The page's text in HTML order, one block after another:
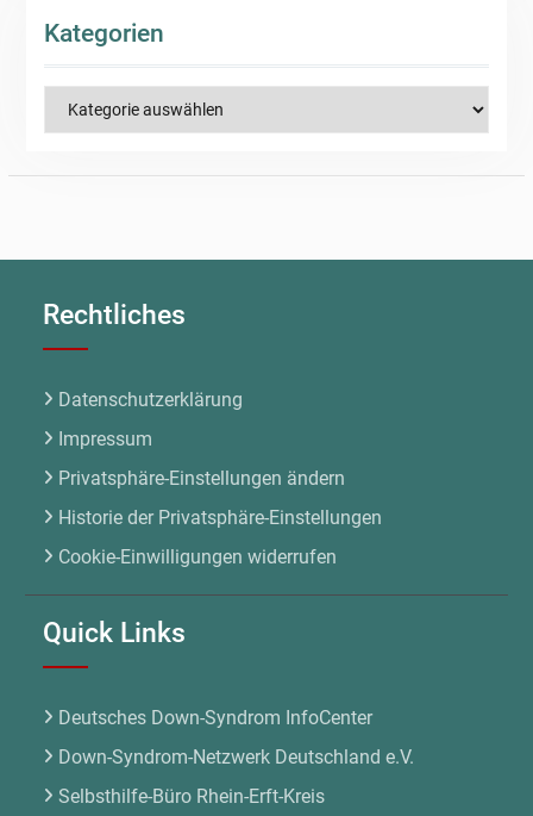
Kategorien
Kategorien
Rechtliches
Datenschutzerklärung
Impressum
Privatsphäre-Einstellungen ändern
Historie der Privatsphäre-Einstellungen
Cookie-Einwilligungen widerrufen
Quick Links
Deutsches Down-Syndrom InfoCenter
Down-Syndrom-Netzwerk Deutschland e.V.
Selbsthilfe-Büro Rhein-Erft-Kreis